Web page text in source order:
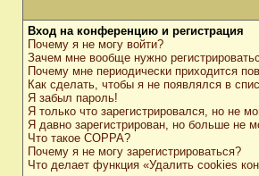
Вход на конференцию и регистрация
Почему я не могу войти?
Зачем мне вообще нужно
Почему мне периодически приходится
Как сделать, чтобы я не появлялся в
Я забыл пароль!
Я только что зарегистрировался, но не
Я давно зарегистрирован, но больше не
Что такое COPPA?
Почему я не могу зарегистрироваться?
Что делает функция «Удалить cookies